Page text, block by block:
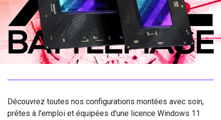
Découvrez toutes nos configurations montées avec soin,
prêtes à l'emploi et équipées d'une licence Windows 11